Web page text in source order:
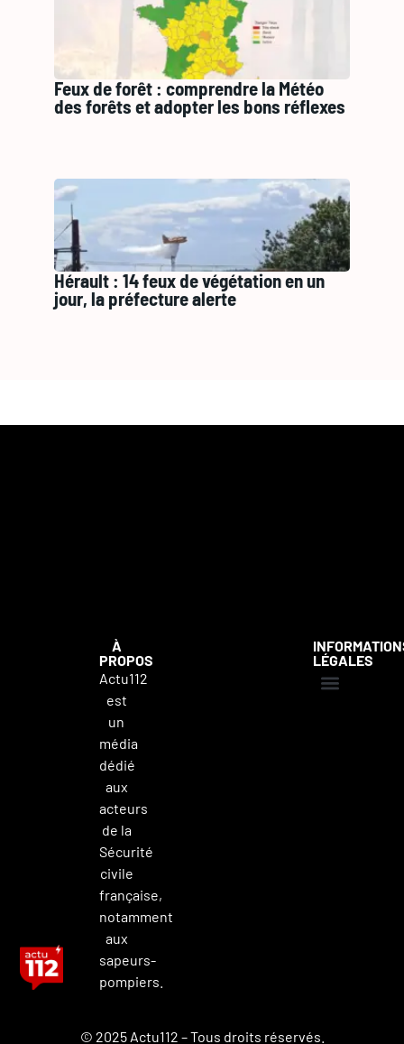
Feux de forêt : comprendre la Météo
des forêts et adopter les bons réflexes
Hérault : 14 feux de végétation en un
jour, la préfecture alerte
À
PROPOS
Actu112
est
un
média
dédié
aux
acteurs
de la
Sécurité
civile
française,
notamment
aux
sapeurs-
pompiers.
LÉGALES
© 2025 Actu112 – Tous droits réservés.